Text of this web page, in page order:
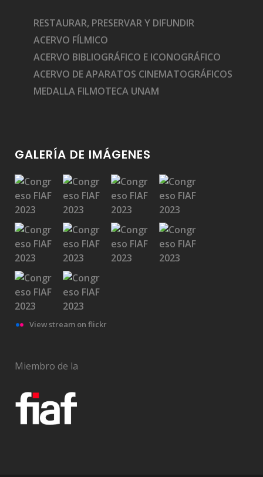
RESTAURAR, PRESERVAR Y DIFUNDIR
ACERVO FÍLMICO
ACERVO BIBLIOGRÁFICO E ICONOGRÁFICO
ACERVO DE APARATOS CINEMATOGRÁFICOS
MEDALLA FILMOTECA UNAM
GALERÍA DE IMÁGENES
View stream on flickr
Miembro de la